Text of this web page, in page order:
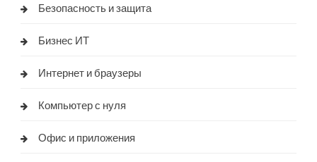
Безопасность и защита
Бизнес ИТ
Интернет и браузеры
Компьютер с нуля
Офис и приложения